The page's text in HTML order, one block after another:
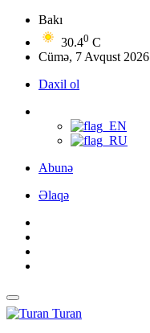
Bakı
30.40 C
Cümə, 7 Avqust 2026
Daxil ol
Abunə
Əlaqə
Turan